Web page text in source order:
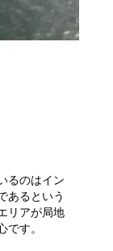
るのはイン
あるという
リアが局地
す。